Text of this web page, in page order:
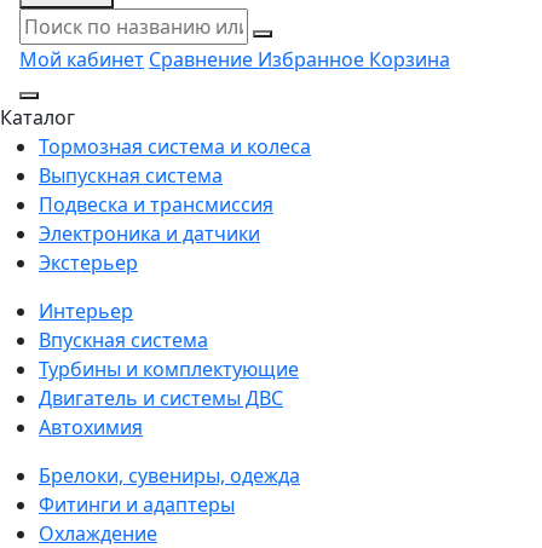
Мой кабинет Сравнение Избранное Корзина
Каталог
Тормозная система и колеса
Выпускная система
Подвеска и трансмиссия
Электроника и датчики
Экстерьер
Интерьер
Впускная система
Турбины и комплектующие
Двигатель и системы ДВС
Автохимия
Брелоки, сувениры, одежда
Фитинги и адаптеры
Охлаждение